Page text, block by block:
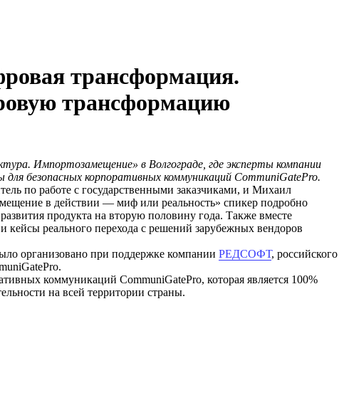
трансформация.
трансформацию
Импортозамещение» в Волгограде, где эксперты компании
безопасных корпоративных коммуникаций CommuniGatePro.
по работе с государственными заказчиками, и Михаил
в действии — миф или реальность» спикер подробно
продукта на вторую половину года. Также вместе
реального перехода с решений зарубежных вендоров
организовано при поддержке компании РЕДСОФТ, российского
коммуникаций CommuniGatePro, которая является 100%
на всей территории страны.